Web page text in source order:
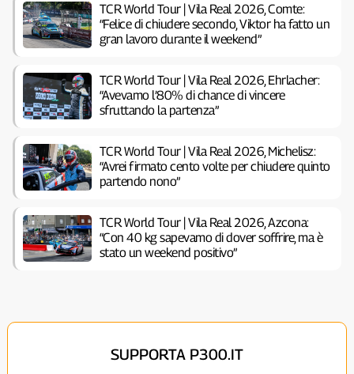
TCR World Tour | Vila Real 2026, Comte:
“Felice di chiudere secondo, Viktor ha fatto un
gran lavoro durante il weekend”
TCR World Tour | Vila Real 2026, Ehrlacher:
“Avevamo l’80% di chance di vincere
sfruttando la partenza”
TCR World Tour | Vila Real 2026, Michelisz:
“Avrei firmato cento volte per chiudere quinto
partendo nono”
TCR World Tour | Vila Real 2026, Azcona:
“Con 40 kg sapevamo di dover soffrire, ma è
stato un weekend positivo”
SUPPORTA P300.IT